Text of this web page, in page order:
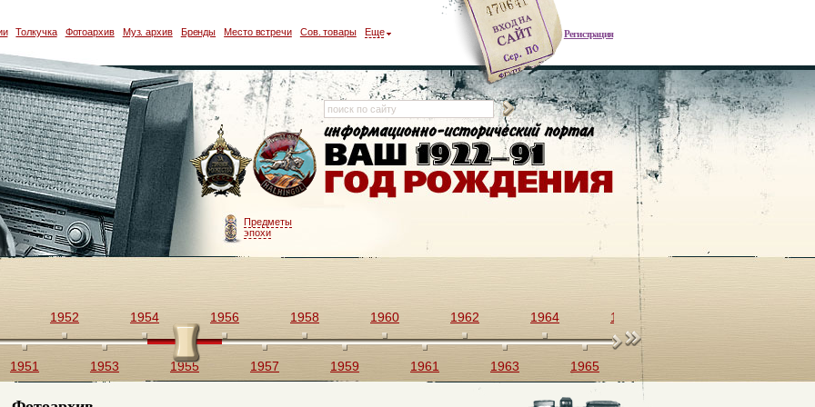
Регистрация
Толкучка Фотоархив Муз. архив Бренды Место встречи Сов. товары Еще
Предметы
эпохи
1951
1952
1953
1954
1955
1956
1957
1958
1959
1960
1961
1962
1963
1964
1965
1966